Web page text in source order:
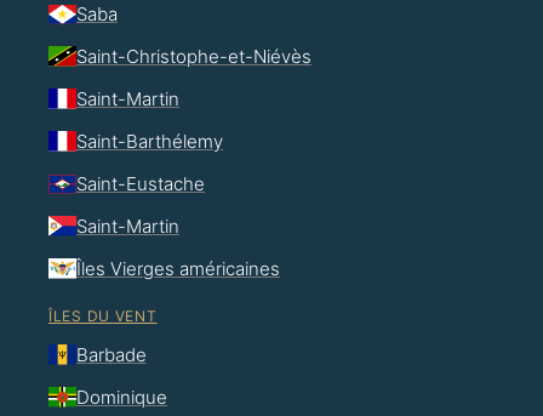
Saba
Saint-Christophe-et-Niévès
Saint-Martin
Saint-Barthélemy
Saint-Eustache
Saint-Martin
Îles Vierges américaines
ÎLES DU VENT
Barbade
Dominique